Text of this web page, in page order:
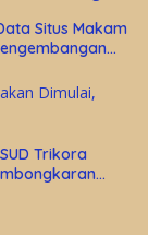
Situs Makam
Trikora